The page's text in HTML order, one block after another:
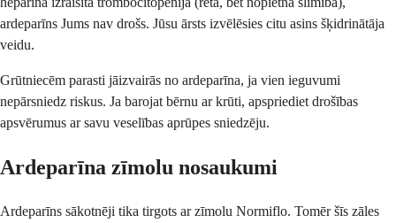
ardeparīns Jums nav drošs. Jūsu ārsts izvēlēsies citu asins šķidrinātāja
veidu.
Grūtniecēm parasti jāizvairās no ardeparīna, ja vien ieguvumi
nepārsniedz riskus. Ja barojat bērnu ar krūti, apspriediet drošības
apsvērumus ar savu veselības aprūpes sniedzēju.
Ardeparīna zīmolu nosaukumi
Ardeparīns sākotnēji tika tirgots ar zīmolu Normiflo. Tomēr šīs zāles